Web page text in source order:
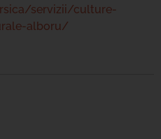
servizii/culture-
alboru/